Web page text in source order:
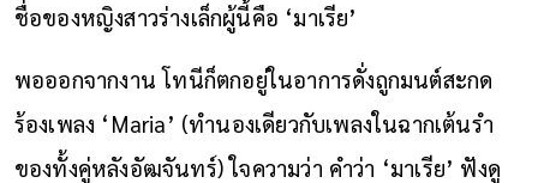
ชื่อของหญิงสาวร่างเล็กผู้นี้คือ ‘มาเรีย’
พอออกจากงาน โทนีก็ตกอยู่ในอาการดั่งถูกมนต์สะกด
ร้องเพลง ‘Maria’ (ทำนองเดียวกับเพลงในฉากเต้นรำ
ของทั้งคู่หลังอัฒจันทร์) ใจความว่า คำว่า ‘มาเรีย’ ฟังดู